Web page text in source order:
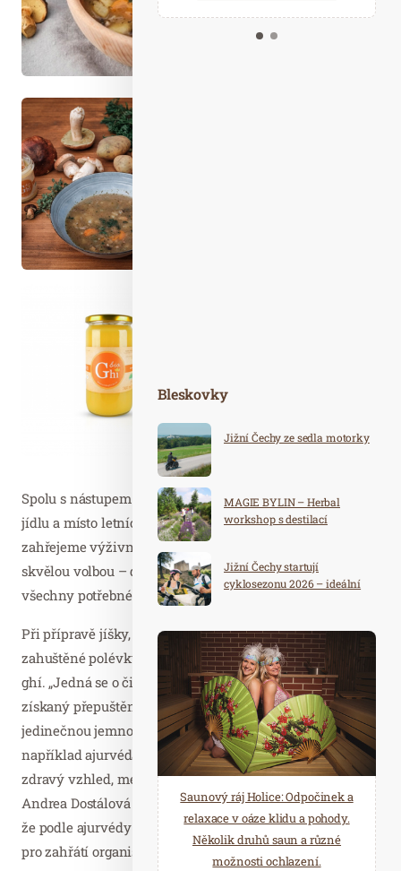
Kalendář událostí
Odebírejte náš newsletter
Spolu s nástupem chladných dní se mění i naše chutě k
jídlu a místo letních zeleninových salátů se radši
zahřejeme výživnou polévkou. Ty jsou v těchto měsících
skvělou volbou – díky tuku totiž naše tělo vstřebává
všechny potřebné vitamíny.
Při přípravě jíšky, která je základem každé dobré
zahuštěné polévky, zkuste použít místo obyčejného másla
ghí. „Jedná se o čistý máselný tuk nejvyšší kvality
získaný přepuštěním čerstvého másla, který dodá jídlu
jedinečnou jemnou chuť. Navíc je to zdravější varianta –
například ajurvéda považuje ghí za zásadní potravinu pro
zdravý vzhled, mentální rovnováhu a dobré trávení,“ říká
Andrea Dostálová ze společnosti České Ghíčko a dodává,
že podle ajurvédy je vhodné podávat polévku k snídani –
pro zahřátí organismu.
Bleskovky
Jižní Čechy ze sedla motorky
MAGIE BYLIN – Herbal
workshop s destilací
Jižní Čechy startují
cyklosezonu 2026 – ideální
Saunový ráj Holice: Odpočinek a
relaxace v oáze klidu a pohody.
Několik druhů saun a různé
možnosti ochlazení.
Spa Hotel Děvín: Odpočiňte si od
starostí všedních dnů a přijeďte
načerpat novou energii do
Mariánských Lázní.